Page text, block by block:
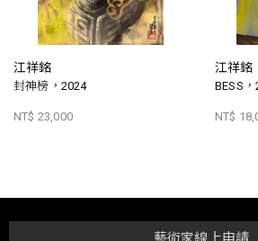
江祥銘
封神榜，2024
NT$ 23,000
江祥銘
BESS
NT$